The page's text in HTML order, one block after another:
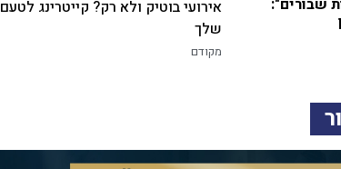
שבורים":
אירועי בוטיק ולא רק? קייטרינג לטעם
שלך
מקודם